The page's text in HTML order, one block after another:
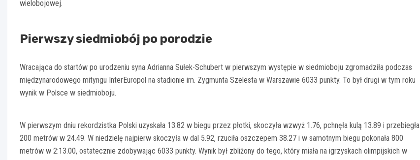
wielobojowej.
Pierwszy siedmiobój po porodzie
Wracająca do startów po urodzeniu syna Adrianna Sułek-Schubert w pierwszym występie w siedmioboju zgromadziła podczas
międzynarodowego mityngu InterEuropol na stadionie im. Zygmunta Szelesta w Warszawie 6033 punkty. To był drugi w tym roku
wynik w Polsce w siedmioboju.
W pierwszym dniu rekordzistka Polski uzyskała 13.82 w biegu przez płotki, skoczyła wzwyż 1.76, pchnęła kulą 13.89 i przebiegła
200 metrów w 24.49. W niedzielę najpierw skoczyła w dal 5.92, rzuciła oszczepem 38.27 i w samotnym biegu pokonała 800
metrów w 2:13.00, ostatecznie zdobywając 6033 punkty. Wynik był zbliżony do tego, który miała na igrzyskach olimpijskich w